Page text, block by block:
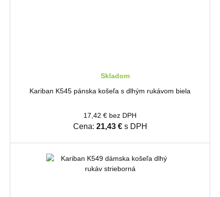
Skladom
Kariban K545 pánska košeľa s dlhým rukávom biela
17,42 € bez DPH
Cena: 21,43 €s DPH